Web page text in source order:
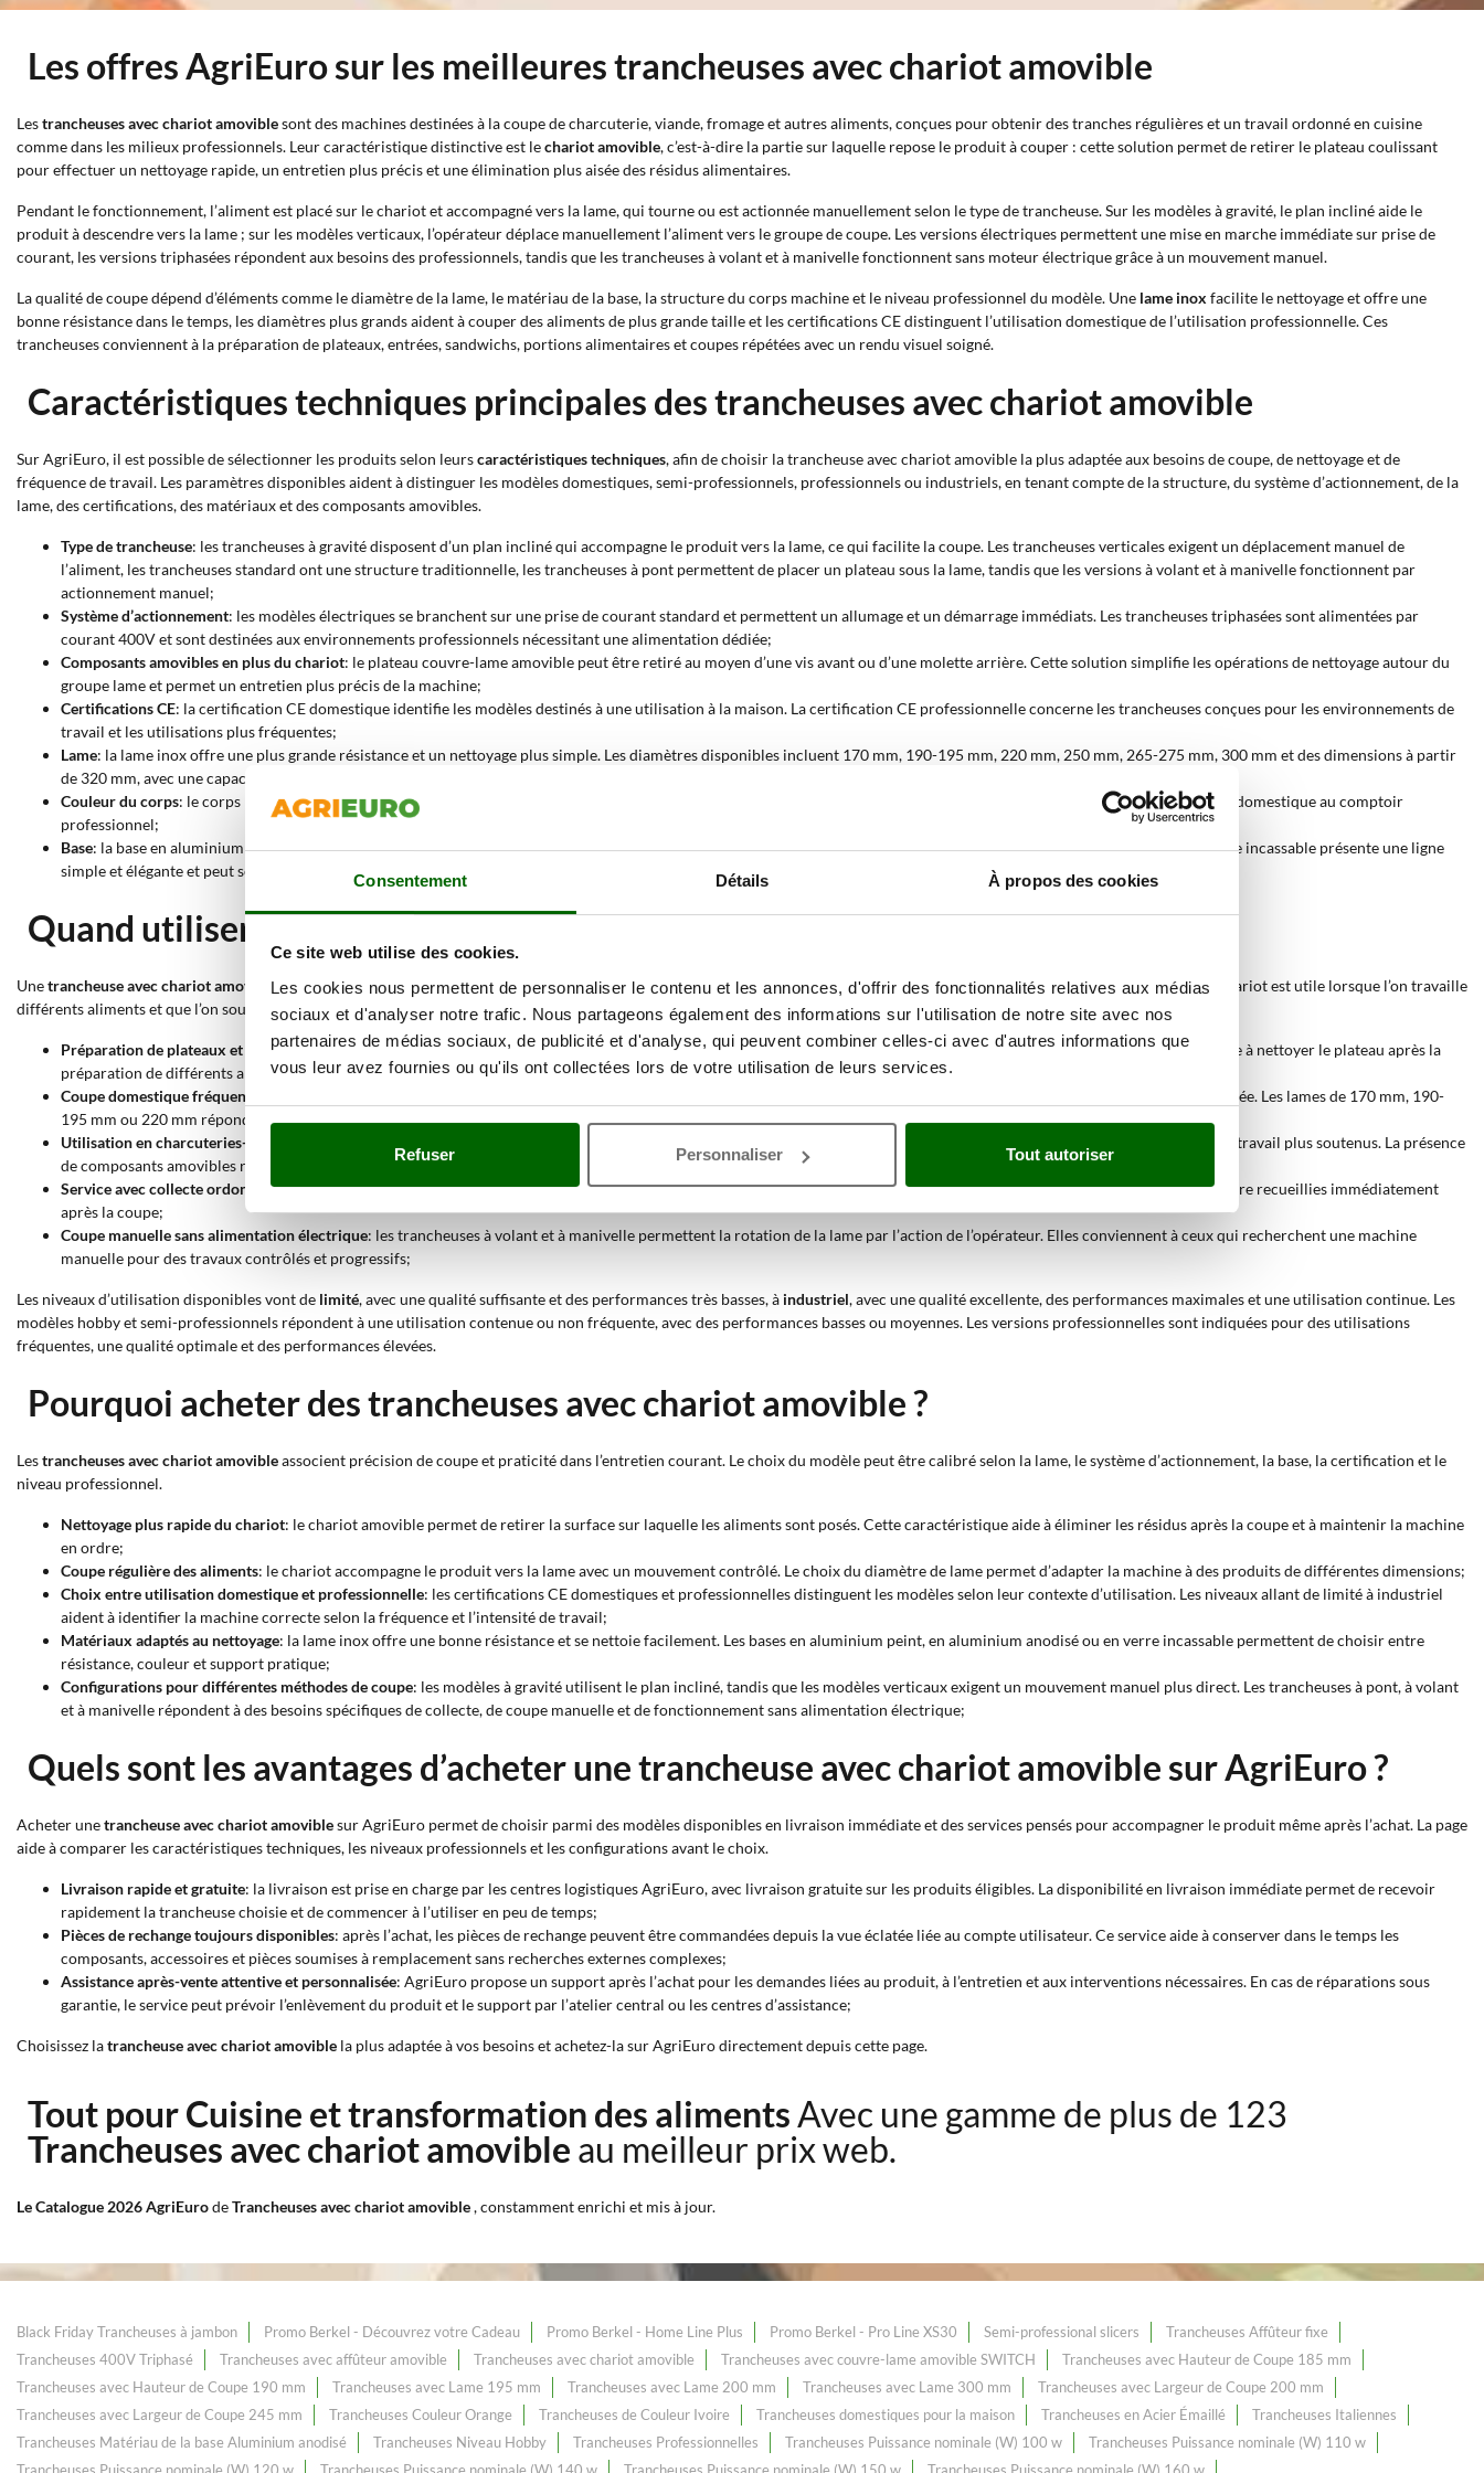
Consentement Détails À propos des cookies
Ce site web utilise des cookies.
Les cookies nous permettent de personnaliser le contenu et les annonces, d'offrir des fonctionnalités relatives aux médias
sociaux et d'analyser notre trafic. Nous partageons également des informations sur l'utilisation de notre site avec nos
partenaires de médias sociaux, de publicité et d'analyse, qui peuvent combiner celles-ci avec d'autres informations que
vous leur avez fournies ou qu'ils ont collectées lors de votre utilisation de leurs services.
Refuser Personnaliser Tout autoriser
Les offres AgriEuro sur les meilleures trancheuses avec chariot amovible
Lestrancheuses avec chariot amoviblesont des machines destinées à la coupe de charcuterie, viande, fromage et autres aliments, conçues pour obtenir des tranches régulières et un travail ordonné en cuisine
comme dans les milieux professionnels. Leur caractéristique distinctive est lechariot amovible, c’est-à-dire la partie sur laquelle repose le produit à couper : cette solution permet de retirer le plateau coulissant
pour effectuer un nettoyage rapide, un entretien plus précis et une élimination plus aisée des résidus alimentaires.
Pendant le fonctionnement, l’aliment est placé sur le chariot et accompagné vers la lame, qui tourne ou est actionnée manuellement selon le type de trancheuse. Sur les modèles à gravité, le plan incliné aide le
produit à descendre vers la lame ; sur les modèles verticaux, l’opérateur déplace manuellement l’aliment vers le groupe de coupe. Les versions électriques permettent une mise en marche immédiate sur prise de
courant, les versions triphasées répondent aux besoins des professionnels, tandis que les trancheuses à volant et à manivelle fonctionnent sans moteur électrique grâce à un mouvement manuel.
La qualité de coupe dépend d’éléments comme le diamètre de la lame, le matériau de la base, la structure du corps machine et le niveau professionnel du modèle. Une lame inox facilite le nettoyage et offre une
bonne résistance dans le temps, les diamètres plus grands aident à couper des aliments de plus grande taille et les certifications CE distinguent l’utilisation domestique de l’utilisation professionnelle. Ces
trancheuses conviennent à la préparation de plateaux, entrées, sandwichs, portions alimentaires et coupes répétées avec un rendu visuel soigné.
Caractéristiques techniques principales des trancheuses avec chariot amovible
Sur AgriEuro, il est possible de sélectionner les produits selon leurscaractéristiques techniques, afin de choisir la trancheuse avec chariot amovible la plus adaptée aux besoins de coupe, de nettoyage et de
fréquence de travail. Les paramètres disponibles aident à distinguer les modèles domestiques, semi-professionnels, professionnels ou industriels, en tenant compte de la structure, du système d’actionnement, de la
lame, des certifications, des matériaux et des composants amovibles.
Type de trancheuse: les trancheuses à gravité disposent d’un plan incliné qui accompagne le produit vers la lame, ce qui facilite la coupe. Les trancheuses verticales exigent un déplacement manuel de
l’aliment, les trancheuses standard ont une structure traditionnelle, les trancheuses à pont permettent de placer un plateau sous la lame, tandis que les versions à volant et à manivelle fonctionnent par
actionnement manuel;
Système d’actionnement: les modèles électriques se branchent sur une prise de courant standard et permettent un allumage et un démarrage immédiats. Les trancheuses triphasées sont alimentées par
courant 400V et sont destinées aux environnements professionnels nécessitant une alimentation dédiée;
Composants amovibles en plus du chariot: le plateau couvre-lame amovible peut être retiré au moyen d’une vis avant ou d’une molette arrière. Cette solution simplifie les opérations de nettoyage autour du
groupe lame et permet un entretien plus précis de la machine;
Certifications CE: la certification CE domestique identifie les modèles destinés à une utilisation à la maison. La certification CE professionnelle concerne les trancheuses conçues pour les environnements de
travail et les utilisations plus fréquentes;
Lame: la lame inox offre une plus grande résistance et un nettoyage plus simple. Les diamètres disponibles incluent 170 mm, 190-195 mm, 220 mm, 250 mm, 265-275 mm, 300 mm et des dimensions à partir
de 320 mm, avec une capacité de coupe croissante selon la taille de la lame;
Couleur du corps: le corps peut être gris, rouge, noir ou blanc. Cette caractéristique permet de choisir une finition cohérente avec l’environnement d’utilisation, de la cuisine domestique au comptoir
professionnel;
Base: la base en aluminium peint apporte de la couleur à la machine, tandis que celle en aluminium anodisé offre une résistance à la corrosion et aux solvants. La base en verre incassable présente une ligne
simple et élégante et peut servir de surface d’appui pour le plateau des aliments tranchés;
Quand utiliser une trancheuse avec chariot amovible ?
Unetrancheuse avec chariot amovible est indiquée lorsque la coupe doit être précise et que le nettoyage de la machine doit rester rapide et minutieux. La possibilité de retirer le chariot est utile lorsque l’on travaille
différents aliments et que l’on souhaite éliminer plus facilement les résidus de la surface d’appui.
Préparation de plateaux et d’entrées: le chariot coulissant permet d’accompagner charcuteries et fromages vers la lame avec un mouvement régulier. Le chariot amovible aide à nettoyer le plateau après la
préparation de différents aliments;
Coupe domestique fréquente
: les modèles électriques avec certification CE domestique conviennent à ceux qui tranchent des produits à la maison avec une continuité modérée. Les lames de 170 mm, 190-
195 mm ou 220 mm répondent bien aux préparations quotidiennes et aux petites portions;
Utilisation en charcuteries-traiteurs et petits ateliers
: les trancheuses CE professionnelles, triphasées ou dotées de lames de plus grand diamètre répondent à des rythmes de travail plus soutenus. La présence
de composants amovibles réduit le temps consacré au nettoyage entre deux préparations;
Service avec collecte ordonnée des tranches: les trancheuses à pont permettent de placer un plateau sous la lame. Cette configuration est utile lorsque les tranches doivent être recueillies immédiatement
après la coupe;
Coupe manuelle sans alimentation électrique: les trancheuses à volant et à manivelle permettent la rotation de la lame par l’action de l’opérateur. Elles conviennent à ceux qui recherchent une machine
manuelle pour des travaux contrôlés et progressifs;
Les niveaux d’utilisation disponibles vont de limité, avec une qualité suffisante et des performances très basses, à industriel, avec une qualité excellente, des performances maximales et une utilisation continue. Les
modèles hobby et semi-professionnels répondent à une utilisation contenue ou non fréquente, avec des performances basses ou moyennes. Les versions professionnelles sont indiquées pour des utilisations
fréquentes, une qualité optimale et des performances élevées.
Pourquoi acheter des trancheuses avec chariot amovible ?
Lestrancheuses avec chariot amovibleassocient précision de coupe et praticité dans l’entretien courant. Le choix du modèle peut être calibré selon la lame, le système d’actionnement, la base, la certification et le
niveau professionnel.
Nettoyage plus rapide du chariot: le chariot amovible permet de retirer la surface sur laquelle les aliments sont posés. Cette caractéristique aide à éliminer les résidus après la coupe et à maintenir la machine
en ordre;
Coupe régulière des aliments: le chariot accompagne le produit vers la lame avec un mouvement contrôlé. Le choix du diamètre de lame permet d’adapter la machine à des produits de différentes dimensions;
Choix entre utilisation domestique et professionnelle: les certifications CE domestiques et professionnelles distinguent les modèles selon leur contexte d’utilisation. Les niveaux allant de limité à industriel
aident à identifier la machine correcte selon la fréquence et l’intensité de travail;
Matériaux adaptés au nettoyage: la lame inox offre une bonne résistance et se nettoie facilement. Les bases en aluminium peint, en aluminium anodisé ou en verre incassable permettent de choisir entre
résistance, couleur et support pratique;
Configurations pour différentes méthodes de coupe: les modèles à gravité utilisent le plan incliné, tandis que les modèles verticaux exigent un mouvement manuel plus direct. Les trancheuses à pont, à volant
et à manivelle répondent à des besoins spécifiques de collecte, de coupe manuelle et de fonctionnement sans alimentation électrique;
Quels sont les avantages d’acheter une trancheuse avec chariot amovible sur AgriEuro ?
Acheter unetrancheuse avec chariot amoviblesur AgriEuro permet de choisir parmi des modèles disponibles en livraison immédiate et des services pensés pour accompagner le produit même après l’achat. La page
aide à comparer les caractéristiques techniques, les niveaux professionnels et les configurations avant le choix.
Livraison rapide et gratuite: la livraison est prise en charge par les centres logistiques AgriEuro, avec livraison gratuite sur les produits éligibles. La disponibilité en livraison immédiate permet de recevoir
rapidement la trancheuse choisie et de commencer à l’utiliser en peu de temps;
Pièces de rechange toujours disponibles: après l’achat, les pièces de rechange peuvent être commandées depuis la vue éclatée liée au compte utilisateur. Ce service aide à conserver dans le temps les
composants, accessoires et pièces soumises à remplacement sans recherches externes complexes;
Assistance après-vente attentive et personnalisée: AgriEuro propose un support après l’achat pour les demandes liées au produit, à l’entretien et aux interventions nécessaires. En cas de réparations sous
garantie, le service peut prévoir l’enlèvement du produit et le support par l’atelier central ou les centres d’assistance;
Choisissez latrancheuse avec chariot amovible la plus adaptée à vos besoins et achetez-la sur AgriEuro directement depuis cette page.
Tout pour Cuisine et transformation des alimentsAvec une gamme de plus de 123
Trancheuses avec chariot amovible au meilleur prix web.
Le Catalogue 2026 AgriEurodeTrancheuses avec chariot amovible, constamment enrichi et mis à jour.
Black Friday Trancheuses à jambon Promo Berkel - Découvrez votre Cadeau Promo Berkel - Home Line Plus Promo Berkel - Pro Line XS30 Semi-professional slicers
Trancheuses Affûteur fixe
Trancheuses 400V Triphasé
Trancheuses avec affûteur amovible Trancheuses avec chariot amovible Trancheuses avec couvre-lame amovible SWITCH
Trancheuses avec Hauteur de Coupe 185 mm
Trancheuses avec Hauteur de Coupe 190 mm
Trancheuses avec Lame 195 mm Trancheuses avec Lame 200 mm Trancheuses avec Lame 300 mm
Trancheuses avec Largeur de Coupe 200 mm
Trancheuses avec Largeur de Coupe 245 mm
Trancheuses Couleur Orange Trancheuses de Couleur Ivoire Trancheuses domestiques pour la maison Trancheuses en Acier Émaillé
Trancheuses Italiennes
Trancheuses Matériau de la base Aluminium anodisé
Trancheuses Niveau Hobby Trancheuses Professionnelles Trancheuses Puissance nominale (W) 100 w
Trancheuses Puissance nominale (W) 110 w